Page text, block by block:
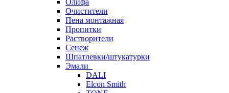
Олифа
Очистители
Пена монтажная
Пропитки
Растворители
Сенеж
Шпатлевки/штукатурки
Эмали
DALI
Elcon Smith